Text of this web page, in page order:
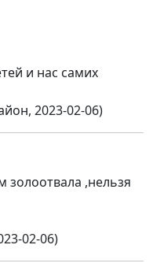
и нас самих
2023-02-06)
золоотвала ,нельзя
02-06)